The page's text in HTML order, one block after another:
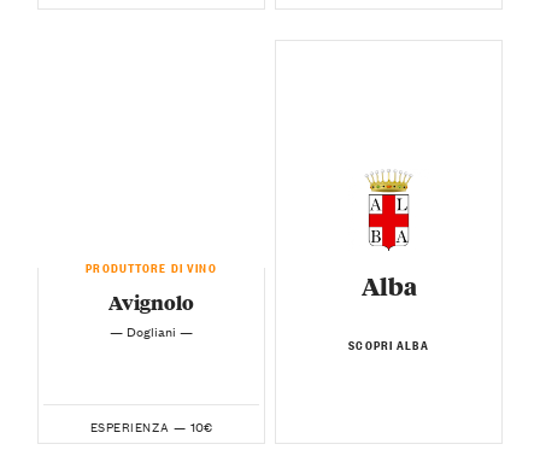
PRODUTTORE DI VINO
Avignolo
— Dogliani —
ESPERIENZA — 10€
Alba
SCOPRI ALBA